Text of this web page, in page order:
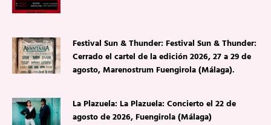
Festival Sun & Thunder: Festival Sun & Thunder:
Cerrado el cartel de la edición 2026, 27 a 29 de
agosto, Marenostrum Fuengirola (Málaga).
La Plazuela: La Plazuela: Concierto el 22 de
agosto de 2026, Fuengirola (Málaga)